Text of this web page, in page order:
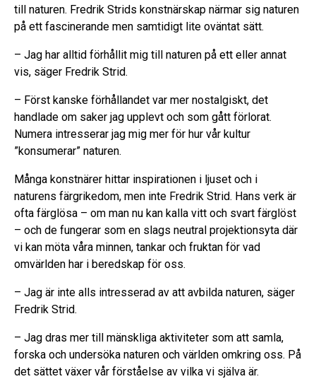
till naturen. Fredrik Strids konstnärskap närmar sig naturen
på ett fascinerande men samtidigt lite oväntat sätt.
– Jag har alltid förhållit mig till naturen på ett eller annat
vis, säger Fredrik Strid.
– Först kanske förhållandet var mer nostalgiskt, det
handlade om saker jag upplevt och som gått förlorat.
Numera intresserar jag mig mer för hur vår kultur
”konsumerar” naturen.
Många konstnärer hittar inspirationen i ljuset och i
naturens färgrikedom, men inte Fredrik Strid. Hans verk är
ofta färglösa – om man nu kan kalla vitt och svart färglöst
– och de fungerar som en slags neutral projektionsyta där
vi kan möta våra minnen, tankar och fruktan för vad
omvärlden har i beredskap för oss.
– Jag är inte alls intresserad av att avbilda naturen, säger
Fredrik Strid.
– Jag dras mer till mänskliga aktiviteter som att samla,
forska och undersöka naturen och världen omkring oss. På
det sättet växer vår förståelse av vilka vi själva är.